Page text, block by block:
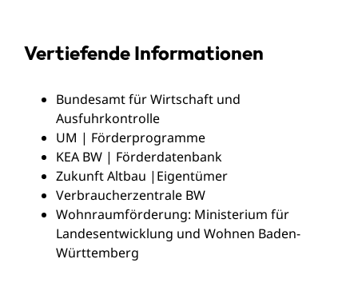
Vertiefende Informationen
Bundesamt für Wirtschaft und
Ausfuhrkontrolle
UM | Förderprogramme
KEA BW | Förderdatenbank
Zukunft Altbau |Eigentümer
Verbraucherzentrale BW
Wohnraumförderung: Ministerium für
Landesentwicklung und Wohnen Baden-
Württemberg